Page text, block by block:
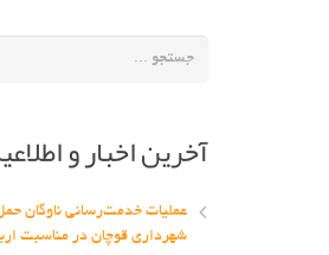
آخرین اخبار و
عملیات خدمت‌رسانی ناوگان
شهرداری قوچان در مناسبت